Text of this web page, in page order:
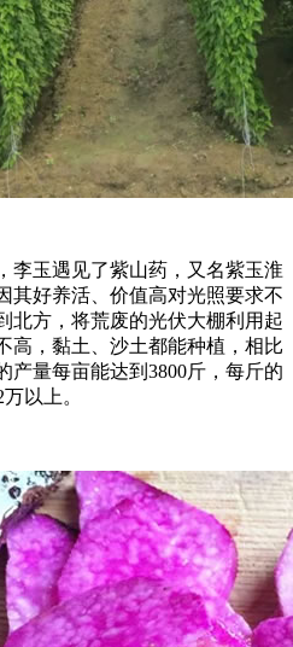
玉遇见了紫山药，又名紫玉淮
其好养活、价值高对光照要求不
北方，将荒废的光伏大棚利用起
高，黏土、沙土都能种植，相比
产量每亩能达到3800斤，每斤的
以上。